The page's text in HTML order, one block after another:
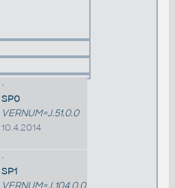
•
SP0
VERNUM=J.51.0.0
10.4.2014
•
SP1